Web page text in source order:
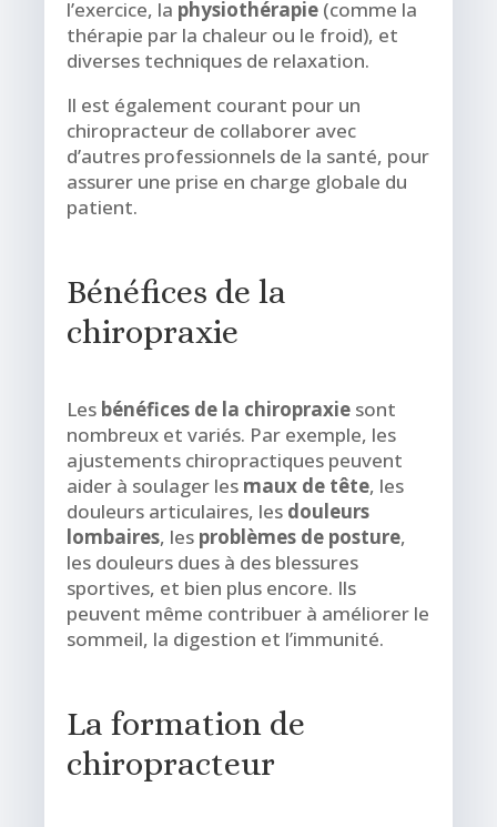
l’exercice, la physiothérapie (comme la
thérapie par la chaleur ou le froid), et
diverses techniques de relaxation.
Il est également courant pour un
chiropracteur de collaborer avec
d’autres professionnels de la santé, pour
assurer une prise en charge globale du
patient.
Bénéfices de la
chiropraxie
Les bénéfices de la chiropraxie sont
nombreux et variés. Par exemple, les
ajustements chiropractiques peuvent
aider à soulager les maux de tête, les
douleurs articulaires, les douleurs
lombaires, les problèmes de posture,
les douleurs dues à des blessures
sportives, et bien plus encore. Ils
peuvent même contribuer à améliorer le
sommeil, la digestion et l’immunité.
La formation de
chiropracteur